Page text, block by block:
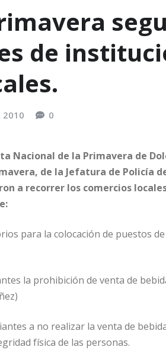
de
2010 0
Nacional de la Primavera de
de la Jefatura de Policía
a recorrer los comercios
para la colocación de puestos
la prohibición de venta de
a no realizar la venta de
física de las personas.